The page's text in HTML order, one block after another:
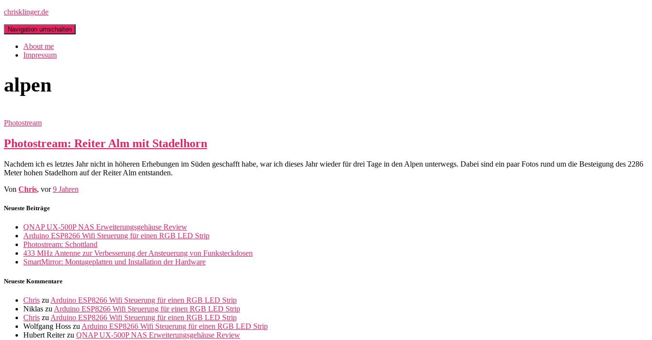
chrisklinger.de
Navigation umschalten
About me
Impressum
alpen
Photostream
Photostream: Reiter Alm mit Stadelhorn
Nachdem ich es letztes Jahr nicht in höheren Erhebungen im Süden geschafft habe, war ich dieses Jahr wieder für drei Tage in den Alpen unterwegs. Dabei sind ein paar Fotos rund um die Besteigung des 2286
Meter hohen Stadelhorn auf der Reiter Alm entstanden.
Von Chris, vor9 Jahren
Neueste Beiträge
QNAP UX-500P NAS Erweiterungsgehäuse Review
Arduino ESP8266 Wifi Steuerung für einen RGB LED Strip
Photostream: Schottland
433 MHz Antenne zur Verbesserung der Ansteuerung von Funksteckdosen
SmartMirror: Montageplatten und Installation der Hardware
Neueste Kommentare
Chris zu Arduino ESP8266 Wifi Steuerung für einen RGB LED Strip
Niklas zu Arduino ESP8266 Wifi Steuerung für einen RGB LED Strip
Chris zu Arduino ESP8266 Wifi Steuerung für einen RGB LED Strip
Wolfgang Hoss zu Arduino ESP8266 Wifi Steuerung für einen RGB LED Strip
Hubert Reiterzu QNAP UX-500P NAS Erweiterungsgehäuse Review